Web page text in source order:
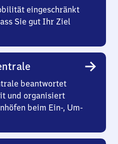
eingeschränkt
Sie gut Ihr Ziel
beantwortet
und organisiert
beim Ein-, Um-